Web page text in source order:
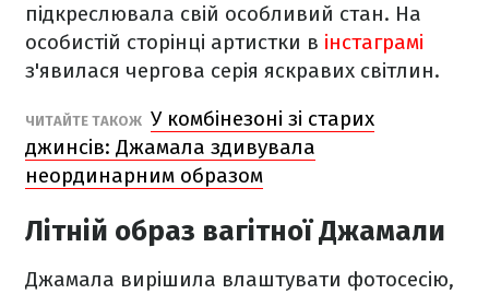
підкреслювала свій особливий стан. На
особистій сторінці артистки в інстаграмі
з'явилася чергова серія яскравих світлин.
ЧИТАЙТЕ ТАКОЖ У комбінезоні зі старих
джинсів: Джамала здивувала
неординарним образом
Літній образ вагітної Джамали
Джамала вирішила влаштувати фотосесію,